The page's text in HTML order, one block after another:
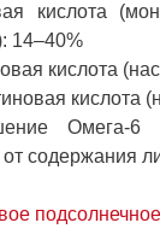
кислота
14–40%
кислота
кислота
Омега-6
от содержания